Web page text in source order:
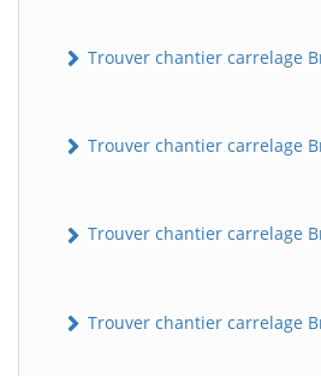
Trouver chantier carrelage
Trouver chantier carrelage
Trouver chantier carrelage
Trouver chantier carrelage